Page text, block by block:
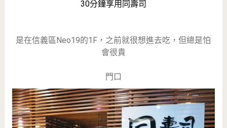
30分鐘享用同壽司
是在信義區Neo19的1F，之前就很想進去吃，但總是怕
會很貴
門口